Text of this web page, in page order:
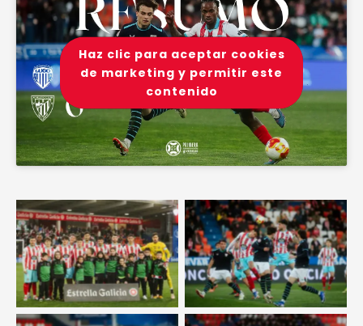
Haz clic para aceptar cookies
de marketing y permitir este
contenido